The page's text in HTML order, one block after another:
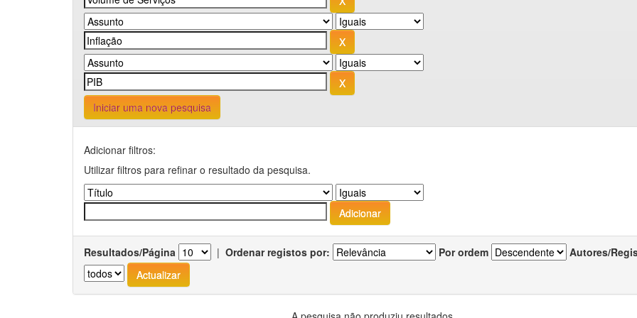
Iniciar uma nova pesquisa
Adicionar filtros:
Utilizar filtros para refinar o resultado da pesquisa.
Resultados/Página | Ordenar registos por: Por ordem Autores/